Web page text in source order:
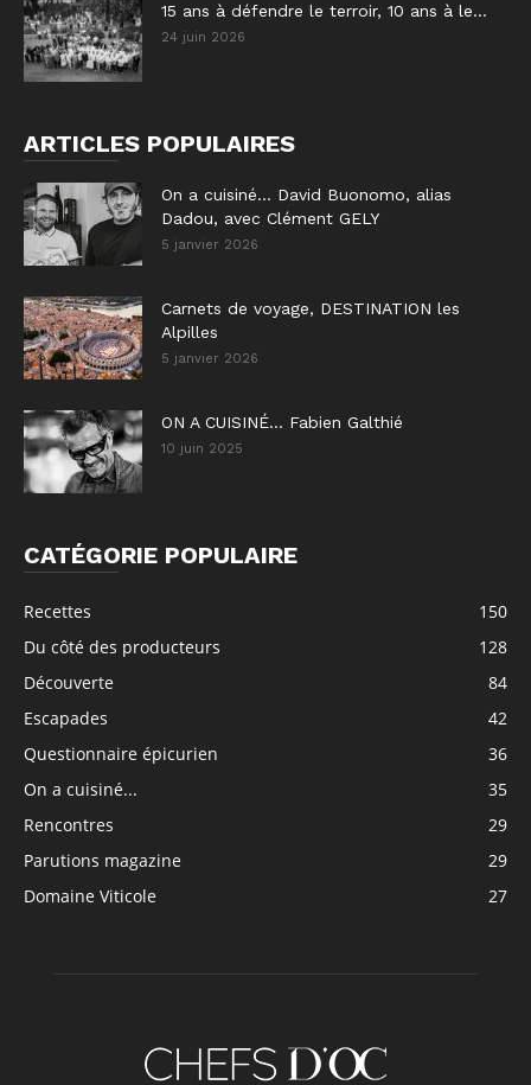
15 ans à défendre le terroir, 10 ans à le...
24 juin 2026
ARTICLES POPULAIRES
On a cuisiné… David Buonomo, alias
Dadou, avec Clément GELY
5 janvier 2026
Carnets de voyage, DESTINATION les
Alpilles
5 janvier 2026
ON A CUISINÉ… Fabien Galthié
10 juin 2025
CATÉGORIE POPULAIRE
Recettes
150
Du côté des producteurs
128
Découverte
84
Escapades
42
Questionnaire épicurien
36
On a cuisiné...
35
Rencontres
29
Parutions magazine
29
Domaine Viticole
27